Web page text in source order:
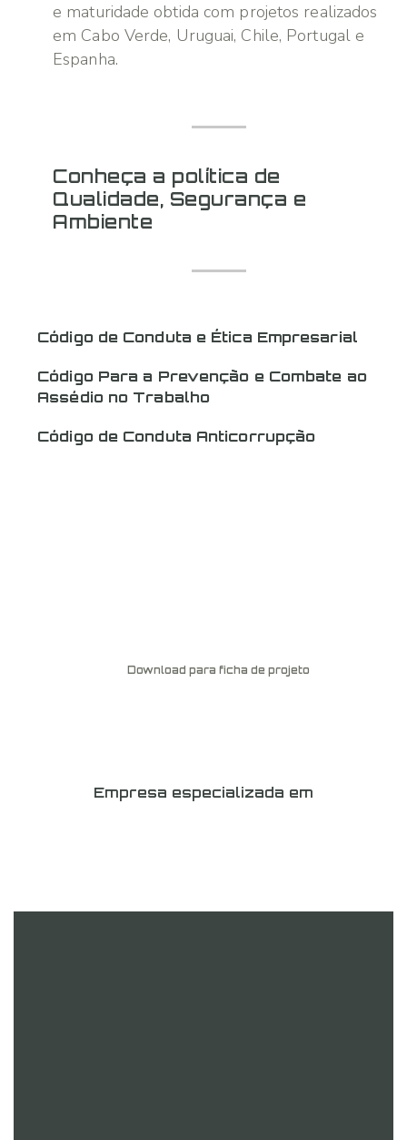
e maturidade obtida com projetos realizados
em Cabo Verde, Uruguai, Chile, Portugal e
Espanha.
Conheça a política de
Qualidade, Segurança e
Ambiente
Código de Conduta e Ética Empresarial
Código Para a Prevenção e Combate ao
Assédio no Trabalho
Código de Conduta Anticorrupção
Download para ficha de projeto
Empresa especializada em